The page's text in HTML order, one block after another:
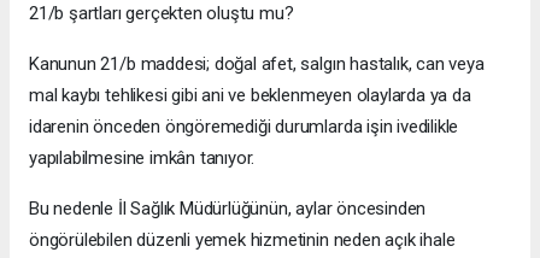
21/b şartları gerçekten oluştu mu?
Kanunun 21/b maddesi; doğal afet, salgın hastalık, can veya
mal kaybı tehlikesi gibi ani ve beklenmeyen olaylarda ya da
idarenin önceden öngöremediği durumlarda işin ivedilikle
yapılabilmesine imkân tanıyor.
Bu nedenle İl Sağlık Müdürlüğünün, aylar öncesinden
öngörülebilen düzenli yemek hizmetinin neden açık ihale